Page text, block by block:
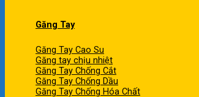
Găng Tay
Găng Tay Cao Su
Găng tay chịu nhiệt
Găng Tay Chống Cắt
Găng Tay Chống Dầu
Găng Tay Chống Hóa Chất